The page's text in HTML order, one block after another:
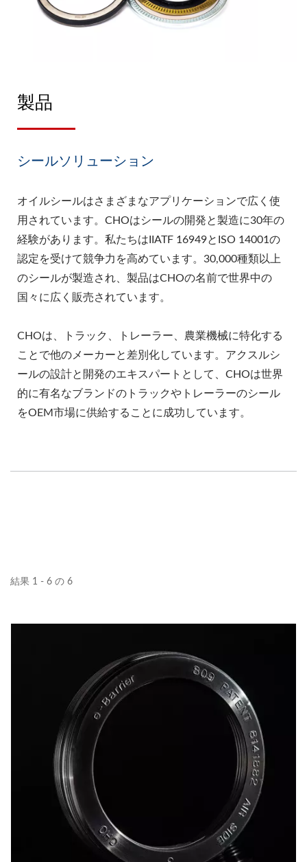
製品
シールソリューション
オイルシールはさまざまなアプリケーションで広く使
用されています。CHOはシールの開発と製造に30年の
経験があります。私たちはIIATF 16949とISO 14001の
認定を受けて競争力を高めています。30,000種類以上
のシールが製造され、製品はCHOの名前で世界中の
国々に広く販売されています。
CHOは、トラック、トレーラー、農業機械に特化する
ことで他のメーカーと差別化しています。アクスルシ
ールの設計と開発のエキスパートとして、CHOは世界
的に有名なブランドのトラックやトレーラーのシール
をOEM市場に供給することに成功しています。
結果 1 - 6 の 6